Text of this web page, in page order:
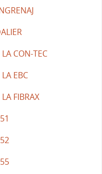
CON-TEC
EBC
FIBRAX